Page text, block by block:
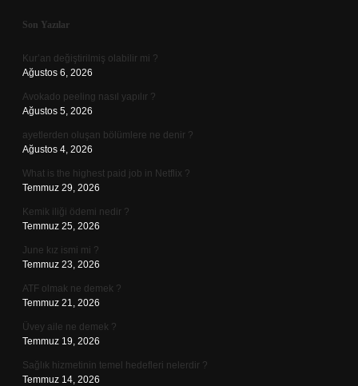
Sidebar
Son Yazılar
Kur’an değiştirilmiş olabilir mi ?
Ağustos 6, 2026
Avokado peeling nasıl yapılır ?
Ağustos 5, 2026
ayetlerden oluşan bölümlere ne denir ?
Ağustos 4, 2026
What is the highest paid job in Netflix ?
Temmuz 29, 2026
Kemik iliği ödemi nedir ?
Temmuz 25, 2026
June kız ismi mi ?
Temmuz 23, 2026
ATF olmak ne demek ?
Temmuz 21, 2026
Üvey aile ne demek ?
Temmuz 19, 2026
Sağlık hizmetinin temel hedefleri nelerdir ?
Temmuz 14, 2026